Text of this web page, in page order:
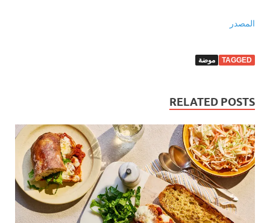
المصدر
TAGGED موضة
RELATED POSTS